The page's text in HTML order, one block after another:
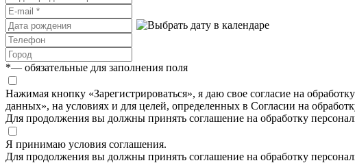
*— обязательные для заполнения поля
Нажимая кнопку «Зарегистрироваться», я даю свое согласие на
данных», на условиях и для целей, определенных в Согласии на
Для продолжения вы должны принять соглашение на обработку
Я принимаю условия соглашения.
Для продолжения вы должны принять соглашение на обработку